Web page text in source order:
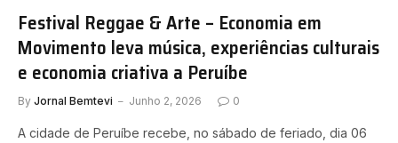
Festival Reggae & Arte – Economia em
Movimento leva música, experiências culturais
e economia criativa a Peruíbe
By Jornal Bemtevi Junho 2, 2026 0
A cidade de Peruíbe recebe, no sábado de feriado, dia 06